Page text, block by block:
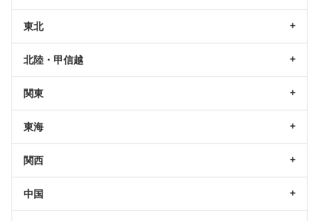
東北
北陸・甲信越
関東
東海
関西
中国